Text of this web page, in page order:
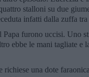
stalloni su due
infatti dalla zuffa
furono uccisi. Uno
ebbe le mani tagliate e
richiese una dote